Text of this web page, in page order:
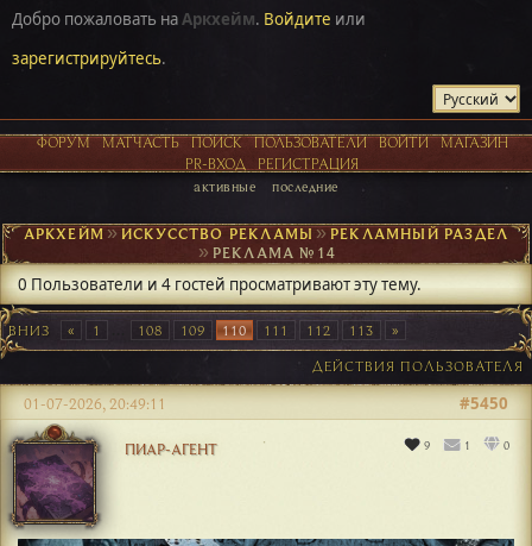
Добро пожаловать наАркхейм. Войдите или
зарегистрируйтесь.
ФОРУМ МАТЧАСТЬ ПОИСК ПОЛЬЗОВАТЕЛИ ВОЙТИ
МАГАЗИН
PR-ВХОД
РЕГИСТРАЦИЯ
активные последние
АРКХЕЙМ►ИСКУССТВО РЕКЛАМЫ►РЕКЛАМНЫЙ РАЗДЕЛ
►РЕКЛАМА №14
0 Пользователи и 4 гостей просматривают эту тему.
ВНИЗ 1 108 109 110 111 112
113
ДЕЙСТВИЯ ПОЛЬЗОВАТЕЛЯ
ПИАР-АГЕНТ 9 1 0
#5450
01-07-2026, 20:49:11